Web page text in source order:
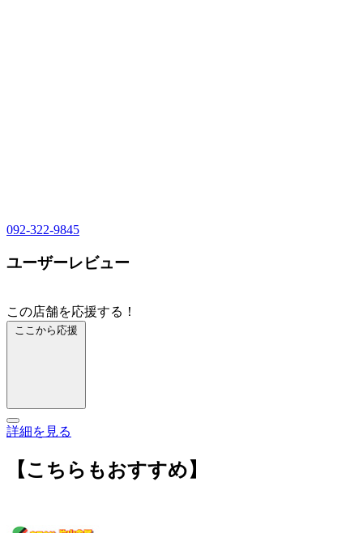
092-322-9845
ユーザーレビュー
この店舗を応援する！
ここから応援
詳細を見る
【こちらもおすすめ】